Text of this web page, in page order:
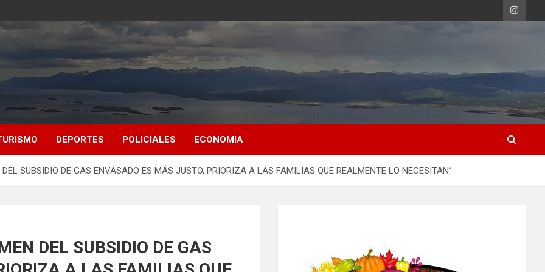
DEPORTES POLICIALES ECONOMIA
SUBSIDIO DE GAS ENVASADO ES MÁS JUSTO, PRIORIZA A LAS FAMILIAS QUE REALMENTE LO NECESITAN”
DEL SUBSIDIO DE GAS